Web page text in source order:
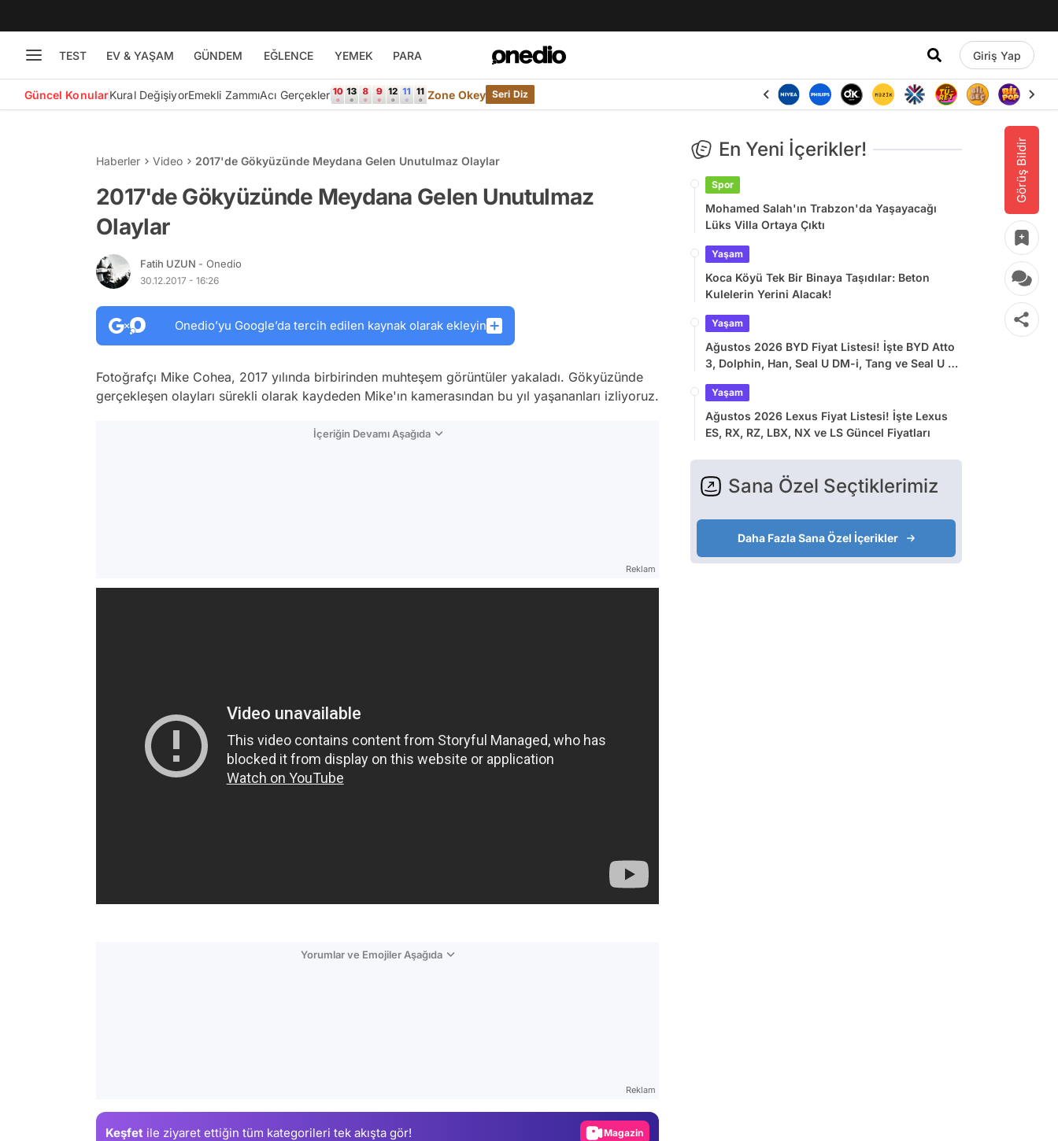
TEST EV & YAŞAM GÜNDEM EĞLENCE YEMEK PARA Giriş Yap
Güncel KonularKural DeğişiyorEmekli ZammıAcı Gerçekler Zone Okey Seri Diz
Görüş Bildir
Haberler Video 2017'de Gökyüzünde Meydana Gelen Unutulmaz Olaylar
2017'de Gökyüzünde Meydana Gelen Unutulmaz
Olaylar
Fatih UZUN - Onedio
30.12.2017 - 16:26
Onedio’yu Google’da tercih edilen kaynak olarak ekleyin
Fotoğrafçı Mike Cohea, 2017 yılında birbirinden muhteşem görüntüler yakaladı. Gökyüzünde
gerçekleşen olayları sürekli olarak kaydeden Mike'ın kamerasından bu yıl yaşananları izliyoruz.
İçeriğin Devamı Aşağıda
Reklam
Yorumlar ve Emojiler Aşağıda
Reklam
Keşfet ile ziyaret ettiğin tüm kategorileri tek akışta gör! Magazin
En Yeni İçerikler!
Spor
Mohamed Salah'ın Trabzon'da Yaşayacağı
Lüks Villa Ortaya Çıktı
Yaşam
Koca Köyü Tek Bir Binaya Taşıdılar: Beton
Kulelerin Yerini Alacak!
Yaşam
Ağustos 2026 BYD Fiyat Listesi! İşte BYD Atto
3, Dolphin, Han, Seal U DM-i, Tang ve Seal U EV
Yaşam
Ağustos 2026 Lexus Fiyat Listesi! İşte Lexus
ES, RX, RZ, LBX, NX ve LS Güncel Fiyatları
Sana Özel Seçtiklerimiz
Daha Fazla Sana Özel İçerikler